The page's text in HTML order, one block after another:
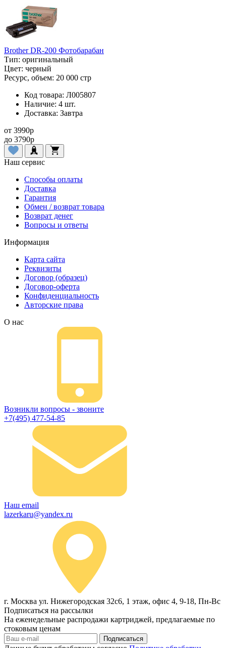
Brother DR-200 Фотобарабан
Тип: оригинальный
Цвет: черный
Ресурс, объем: 20 000 стр
Код товара: Л005807
Наличие: 4 шт.
Доставка: Завтра
от 3990p
до 3790p
Наш сервис
Способы оплаты
Доставка
Гарантия
Обмен / возврат товара
Возврат денег
Вопросы и ответы
Информация
Карта сайта
Реквизиты
Договор (образец)
Договор-оферта
Конфиденциальность
Авторские права
О нас
Возникли вопросы - звоните
+7(495) 477-54-85
Наш email
lazerkaru@yandex.ru
г. Москва ул. Нижегородская 32с6, 1 этаж, офис 4, 9-18, Пн-Вс
Подписаться на рассылки
На еженедельные распродажи картриджей, предлагаемые по
стоковым ценам
Подписаться